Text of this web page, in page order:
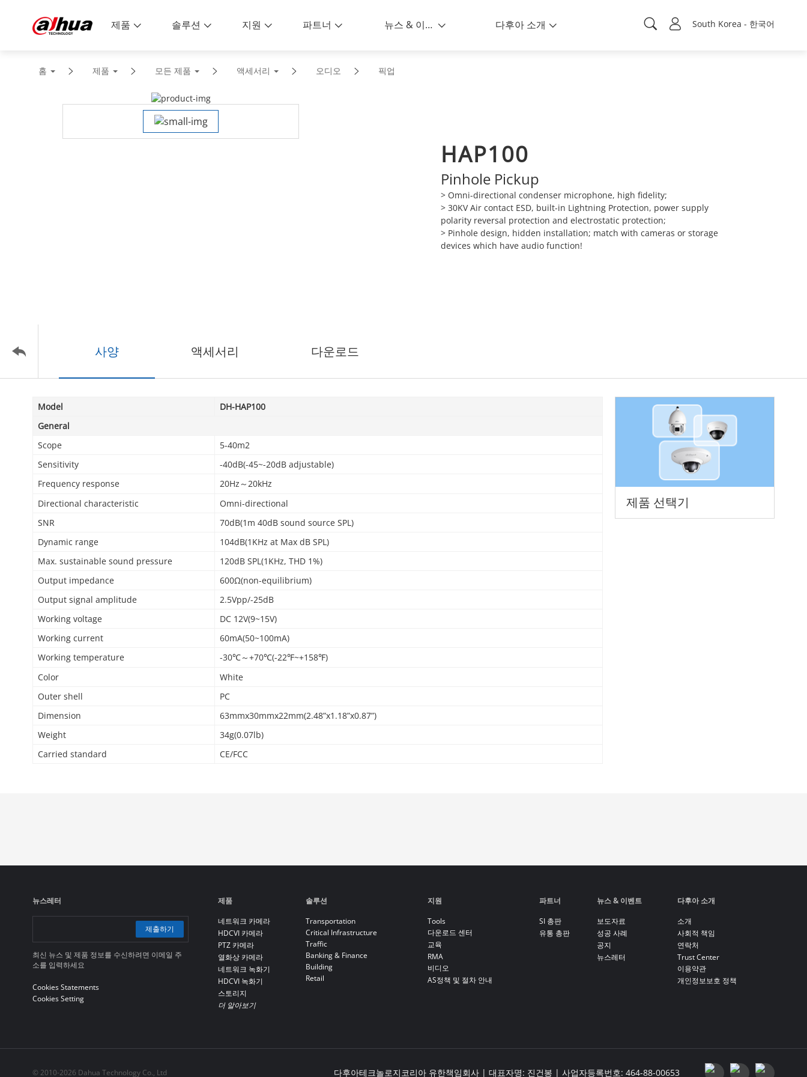
South Korea - 한국어
제품 솔루션 지원 파트너 뉴스 & 이벤트 다후아 소개
홈 제품 모든 제품 액세서리 오디오 픽업
HAP100
Pinhole Pickup
> Omni-directional condenser microphone, high fidelity;
> 30KV Air contact ESD, built-in Lightning Protection, power supply
polarity reversal protection and electrostatic protection;
> Pinhole design, hidden installation; match with cameras or storage
devices which have audio function!
사양 액세서리 다운로드
제품 선택기
Model
DH-HAP100
General
Scope
5-40m2
Sensitivity
-40dB(-45~-20dB adjustable)
Frequency response
20Hz～20kHz
Directional characteristic
Omni-directional
SNR
70dB(1m 40dB sound source SPL)
Dynamic range
104dB(1KHz at Max dB SPL)
Max. sustainable sound pressure
120dB SPL(1KHz, THD 1%)
Output impedance
600Ω(non-equilibrium)
Output signal amplitude
2.5Vpp/-25dB
Working voltage
DC 12V(9~15V)
Working current
60mA(50~100mA)
Working temperature
-30℃～+70℃(-22℉~+158℉)
Color
White
Outer shell
PC
Dimension
63mmx30mmx22mm(2.48”x1.18”x0.87”)
Weight
34g(0.07lb)
Carried standard
CE/FCC
뉴스레터
제출하기
최신 뉴스 및 제품 정보를 수신하려면 이메일 주
소를 입력하세요
Cookies Statements
Cookies Setting
제품
네트워크 카메라
HDCVI 카메라
PTZ 카메라
열화상 카메라
네트워크 녹화기
HDCVI 녹화기
스토리지
더 알아보기
솔루션
Transportation
Critical Infrastructure
Traffic
Banking & Finance
Building
Retail
지원
Tools
다운로드 센터
교육
RMA
비디오
AS정책 및 절차 안내
파트너
SI 총판
유통 총판
뉴스 & 이벤트
보도자료
성공 사례
공지
뉴스레터
다후아 소개
소개
사회적 책임
연락처
Trust Center
이용약관
개인정보보호 정책
다후아테크놀로지코리아 유한책임회사 | 대표자명: 진건봉 | 사업자등록번호: 464-88-00653
© 2010-2026 Dahua Technology Co., Ltd